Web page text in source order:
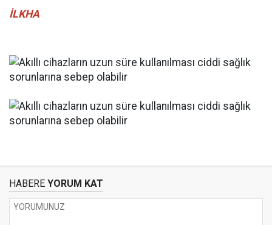
İLKHA
HABERE YORUM KAT